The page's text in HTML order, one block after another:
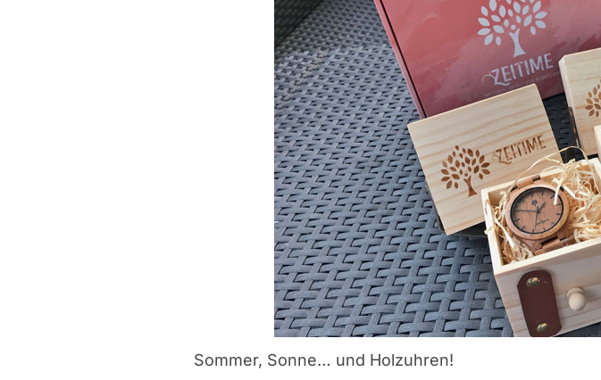
Sommer, Sonne… und Holzuhren!